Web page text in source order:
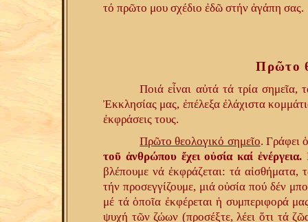
τό πρῶτο μου σχέδιο ἐδῶ στήν ἀγάπη σας.
Πρῶτο
Ποιά εἶναι αὐτά τά τρία σημεῖα,
Ἐκκλησίας μας, ἐπέλεξα ἐλάχιστα
ἐκφράσεις τους.
Πρῶτο θεολογικό σημεῖο. Γράφει
τοῦ ἀνθρώπου ἔχει οὐσία καί ἐνέργεια.
βλέπουμε νά ἐκφράζεται: τά αἰσθήματα,
τήν προσεγγίζουμε, μιά οὐσία πού δέν
μέ τά ὁποῖα ἐκφέρεται ἡ συμπεριφορά
ψυχή τῶν ζώων (προσέξτε, λέει ὅτι τά